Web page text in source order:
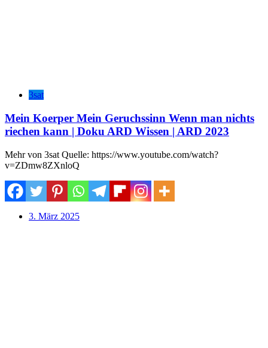
3sat
Mein Koerper Mein Geruchssinn Wenn man nichts
riechen kann | Doku ARD Wissen | ARD 2023
Mehr von 3sat Quelle: https://www.youtube.com/watch?
v=ZDmw8ZXnloQ
3. März 2025